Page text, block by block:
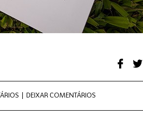
| DEIXAR COMENTÁRIOS